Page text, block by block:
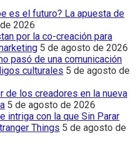
es el futuro? La apuesta de
2026
por la co-creación para
5 de agosto de 2026
pasó de una comunicación
culturales 5 de agosto de
de los creadores en la nueva
5 de agosto de 2026
intriga con la que Sin Parar
Things 5 de agosto de